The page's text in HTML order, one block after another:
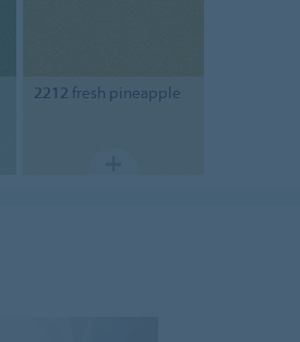
2212 fresh pineapple